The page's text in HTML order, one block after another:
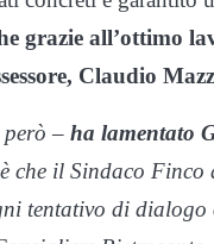
grazie all’ottimo
Claudio
– ha lamentato
che il Sindaco
tentativo di dialogo